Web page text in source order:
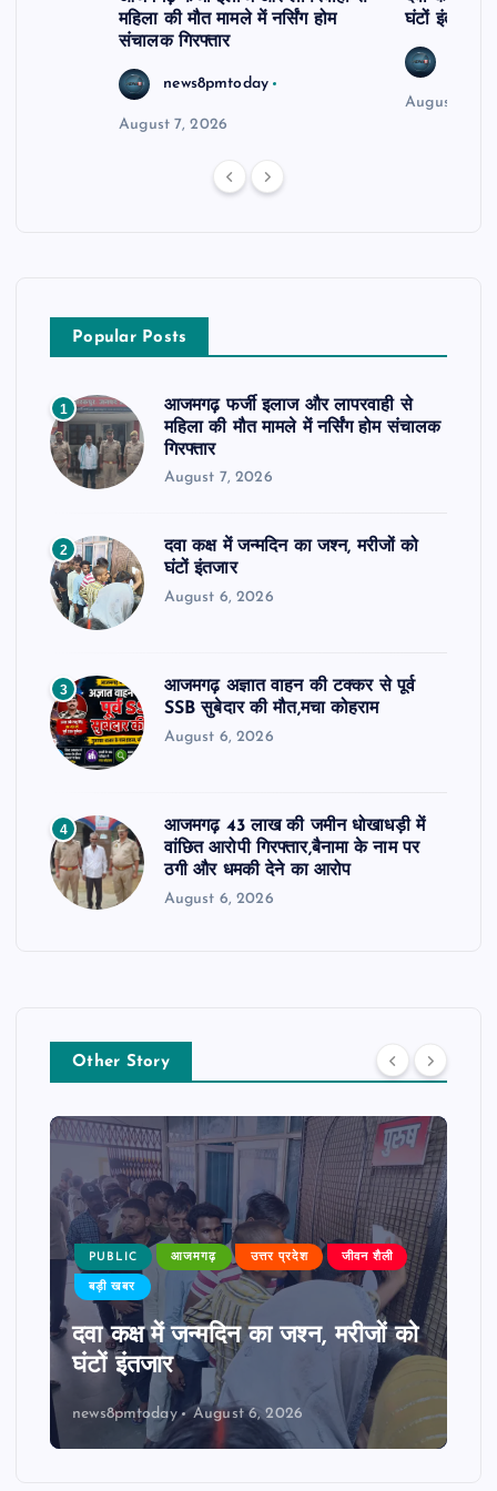
महिला की मौत मामले में नर्सिंग होम
संचालक गिरफ्तार
news8pmtoday
August 7, 2026
घंटों इंतजार
August 6,
Popular Posts
1
आजमगढ़ फर्जी इलाज और लापरवाही से
महिला की मौत मामले में नर्सिंग होम संचालक
गिरफ्तार
August 7, 2026
2
दवा कक्ष में जन्मदिन का जश्न, मरीजों को
घंटों इंतजार
August 6, 2026
3
आजमगढ़ अज्ञात वाहन की टक्कर से पूर्व
SSB सुबेदार की मौत,मचा कोहराम
August 6, 2026
4
आजमगढ़ 43 लाख की जमीन धोखाधड़ी में
वांछित आरोपी गिरफ्तार,बैनामा के नाम पर
ठगी और धमकी देने का आरोप
August 6, 2026
Other Story
PUBLIC आजमगढ़ उत्तर प्रदेश जीवन शैली
बड़ी खबर
दवा कक्ष में जन्मदिन का जश्न, मरीजों को
घंटों इंतजार
news8pmtoday August 6, 2026